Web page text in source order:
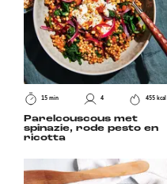
15 min 4 455 kcal
Parelcouscous met
spinazie, rode pesto en
ricotta